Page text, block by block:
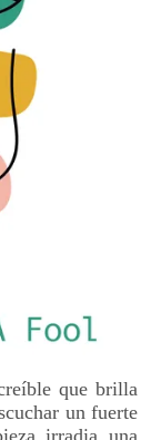
que brilla
un fuerte